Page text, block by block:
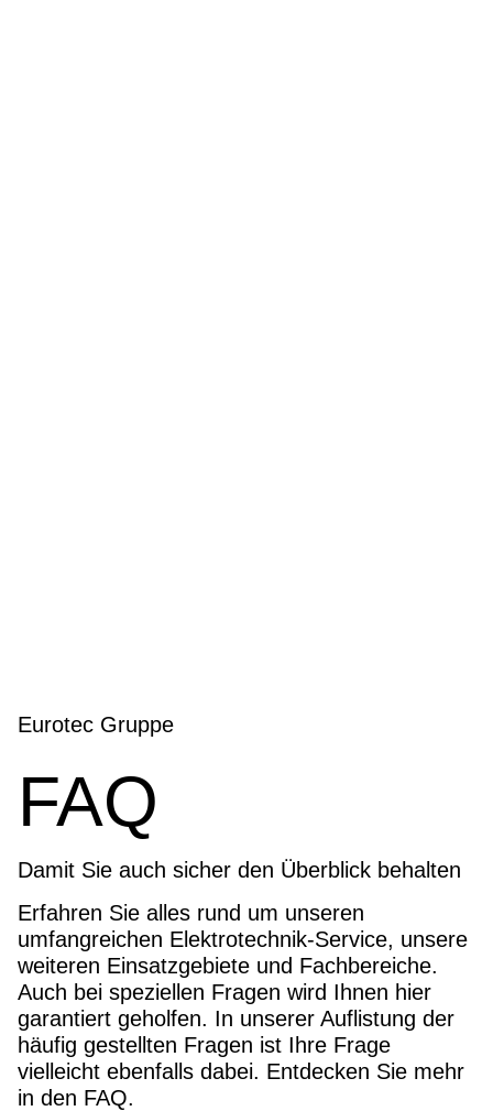
Eurotec Gruppe
FAQ
Damit Sie auch sicher den Überblick behalten
Erfahren Sie alles rund um unseren
umfangreichen Elektrotechnik-Service, unsere
weiteren Einsatzgebiete und Fachbereiche.
Auch bei speziellen Fragen wird Ihnen hier
garantiert geholfen. In unserer Auflistung der
häufig gestellten Fragen ist Ihre Frage
vielleicht ebenfalls dabei. Entdecken Sie mehr
in den FAQ.